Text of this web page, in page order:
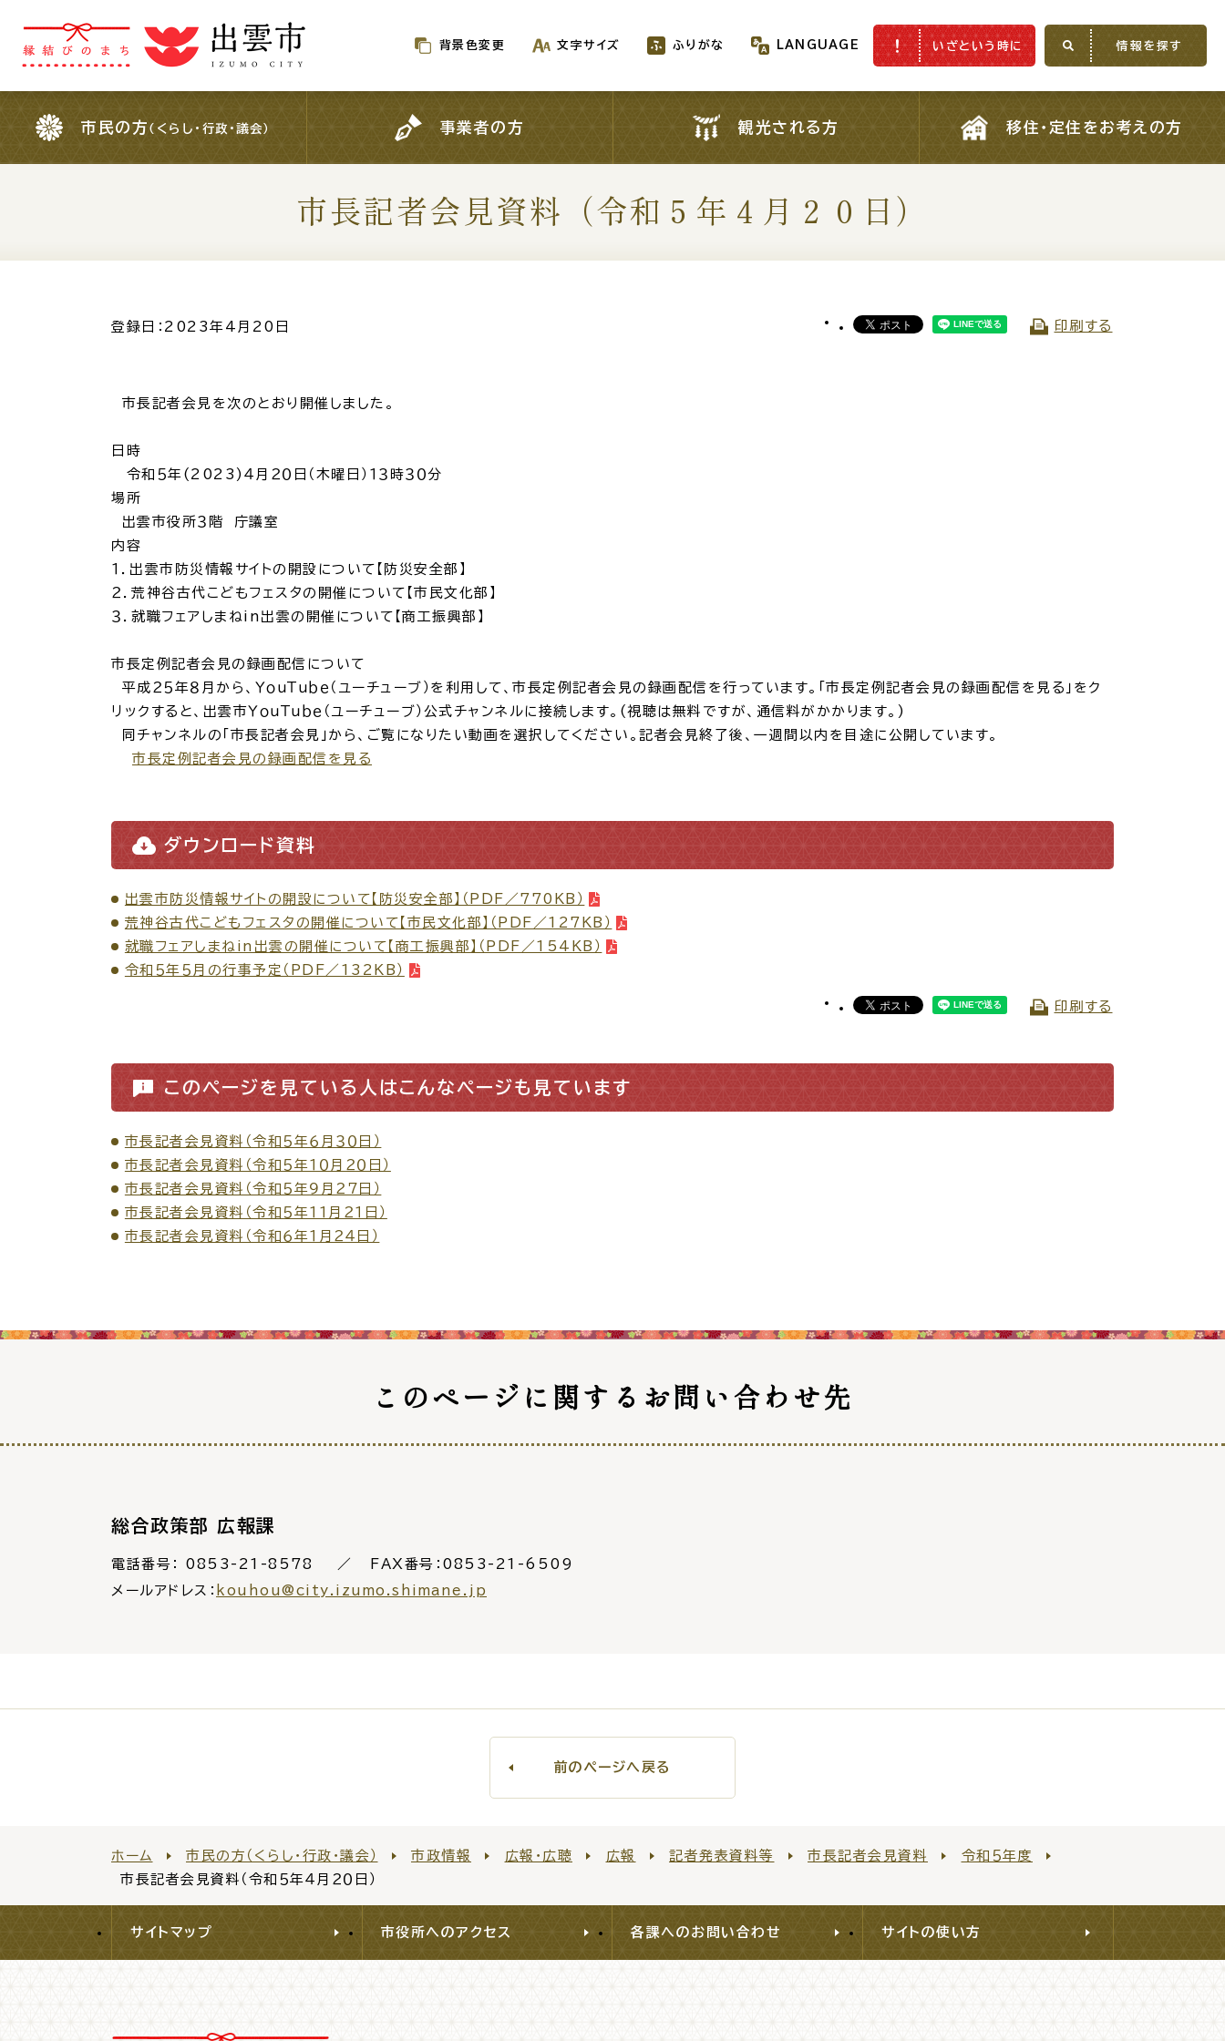
背景色変更 文字サイズ ふりがな LANGUAGE いざという時に 情報を探す
背景色変更 文字サイズ ふりがな LANGUAGE いざという時に 情報を探す
新着情報一覧 ふるさと納税
場面 探
妊娠・出産
目的 から探す
届出・手続・申請 税金 ごみ・リサイクル
便利なサービス
くらしの便利情報 子育て便利帳
ごみ出し
防災情報サイト
市民の方 （くらし・行政・議会） 事業者の方 観光される方 移住・定住をお考えの方
市長記者会見資料（令和５年４月２０日）
登録日：2023年4月20日 印刷する
市長記者会見を次のとおり開催しました。
日時
令和５年(2023)４月２０日（木曜日）１３時３０分
場所
出雲市役所３階 庁議室
内容
１． 出雲市防災情報サイトの開設について【 防災安全部 】
２． 荒神谷古代こどもフェスタの開催について【 市民文化部 】
３． 就職フェアしまねin出雲の開催について【 商工振興部 】
市長定例記者会見の録画配信について
平成２５年８月から、ＹｏｕＴｕｂｅ（ユーチューブ）を利用して、市長定例記者会見の録画配信を行っています。「市長定例記者会見の録画配信を見る」をク
リックすると、出雲市ＹｏｕＴｕｂｅ（ユーチューブ）公式チャンネルに接続します。(視聴は無料ですが、通信料がかかります。)
同チャンネルの「市長記者会見」から、ご覧になりたい動画を選択してください。記者会見終了後、一週間以内を目途に公開しています。
市長定例記者会見の録画配信を見る
ダウンロード資料
出雲市防災情報サイトの開設について【防災安全部】（PDF／770KB）
荒神谷古代こどもフェスタの開催について【市民文化部】（PDF／127KB）
就職フェアしまねin出雲の開催について【商工振興部】（PDF／154KB）
令和５年５月の行事予定（PDF／132KB）
印刷する
このページを見ている人はこんなページも見ています
市長記者会見資料（令和５年６月３０日）
市長記者会見資料（令和５年１０月２０日）
市長記者会見資料（令和５年９月２７日）
市長記者会見資料（令和５年１１月２１日）
市長記者会見資料（令和６年１月２４日）
このページに関する お問い合わせ先
総合政策部 広報課
電話番号： 0853-21-8578
FAX番号：0853-21-6509
メールアドレス： kouhou@city.izumo.shimane.jp
前のページへ戻る
ホーム 市民の方（くらし・行政・議会） 市政情報 広報・広聴 広報 記者発表資料等 市長記者会見資料
令和５年度
市長記者会見資料（令和５年４月２０日）
サイトマップ 市役所へのアクセス 各課へのお問い合わせ サイトの使い方